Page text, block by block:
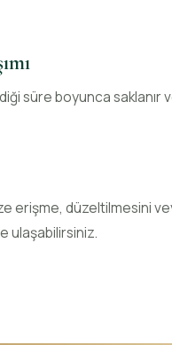
süre boyunca saklanır
erişme, düzeltilmesini
ulaşabilirsiniz.